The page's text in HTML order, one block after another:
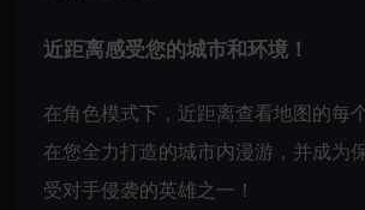
近距离感受您的城市和环境！
在角色模式下，近距离查看地图的每
在您全力打造的城市内漫游，并成为
受对手侵袭的英雄之一！